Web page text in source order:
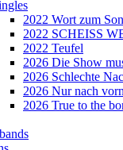
2022 Wort zum
2022 SCHEISS
2022 Teufel
2026 Die Show
2026 Schlechte
2026 Nur nach vorn
2026 True to the